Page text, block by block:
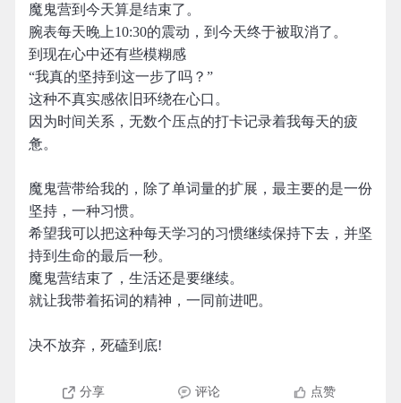
魔鬼营到今天算是结束了。
腕表每天晚上10:30的震动，到今天终于被取消了。
到现在心中还有些模糊感
“我真的坚持到这一步了吗？”
这种不真实感依旧环绕在心口。
因为时间关系，无数个压点的打卡记录着我每天的疲
惫。
魔鬼营带给我的，除了单词量的扩展，最主要的是一份
坚持，一种习惯。
希望我可以把这种每天学习的习惯继续保持下去，并坚
持到生命的最后一秒。
魔鬼营结束了，生活还是要继续。
就让我带着拓词的精神，一同前进吧。
决不放弃，死磕到底!
分享 评论 点赞